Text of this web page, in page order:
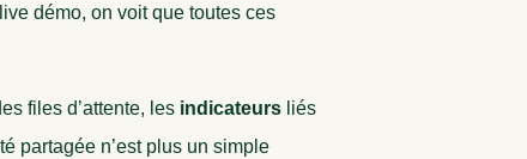
démo, on voit que toutes ces
files d’attente, les indicateurs liés
partagée n’est plus un simple